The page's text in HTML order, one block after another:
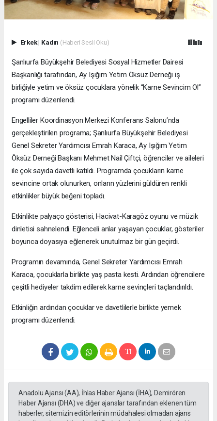
Erkek| Kadın (Haberi Sesli Oku)
Şanlıurfa Büyükşehir Belediyesi Sosyal Hizmetler Dairesi
Başkanlığı tarafından, Ay Işığım Yetim Öksüz Derneği iş
birliğiyle yetim ve öksüz çocuklara yönelik “Karne Sevincim Ol”
programı düzenlendi.
Engelliler Koordinasyon Merkezi Konferans Salonu’nda
gerçekleştirilen programa; Şanlıurfa Büyükşehir Belediyesi
Genel Sekreter Yardımcısı Emrah Karaca, Ay Işığım Yetim
Öksüz Derneği Başkanı Mehmet Nail Çiftçi, öğrenciler ve aileleri
ile çok sayıda davetli katıldı. Programda çocukların karne
sevincine ortak olunurken, onların yüzlerini güldüren renkli
etkinlikler büyük beğeni topladı.
Etkinlikte palyaço gösterisi, Hacivat-Karagöz oyunu ve müzik
dinletisi sahnelendi. Eğlenceli anlar yaşayan çocuklar, gösteriler
boyunca doyasıya eğlenerek unutulmaz bir gün geçirdi.
Programın devamında, Genel Sekreter Yardımcısı Emrah
Karaca, çocuklarla birlikte yaş pasta kesti. Ardından öğrencilere
çeşitli hediyeler takdim edilerek karne sevinçleri taçlandırıldı.
Etkinliğin ardından çocuklar ve davetlilerle birlikte yemek
programı düzenlendi.
Anadolu Ajansı (AA), İhlas Haber Ajansı (İHA), Demirören
Haber Ajansı (DHA) ve diğer ajanslar tarafından eklenen tüm
haberler, sitemizin editörlerinin müdahalesi olmadan ajans